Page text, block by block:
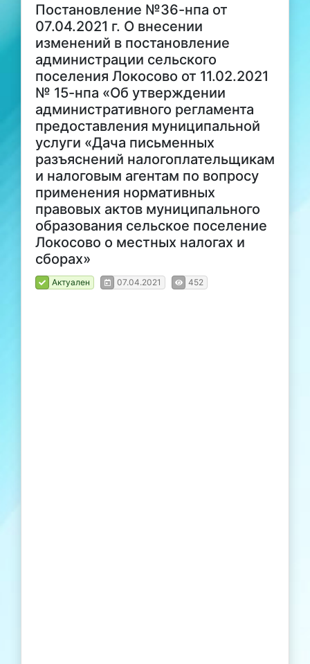
Постановление №36-нпа от
07.04.2021 г. О внесении
изменений в постановление
администрации сельского
поселения Локосово от 11.02.2021
№ 15-нпа «Об утверждении
административного регламента
предоставления муниципальной
услуги «Дача письменных
разъяснений налогоплательщикам
и налоговым агентам по вопросу
применения нормативных
правовых актов муниципального
образования сельское поселение
Локосово о местных налогах и
сборах»
Актуален 07.04.2021 452